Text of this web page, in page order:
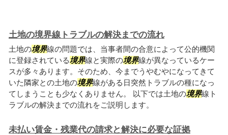
土地の境界線トラブルの解決までの流れ
土地の境界線の問題では、当事者間の合意によって公的機関
に登録されている境界線と実際の境界線が異なっているケー
スが多々あります。そのため、今までうやむやになってきて
いた隣家との土地の境界線がある日突然トラブルの種になっ
てしまうことも少なくありません。 以下では土地の境界線ト
ラブルの解決までの流れをご説明します。
未払い賃金・残業代の請求と解決に必要な証拠